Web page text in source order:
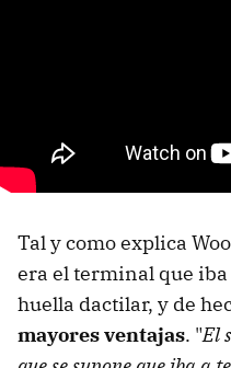
Tal y como explica
era el terminal que
huella dactilar, y de
mayores ventajas. "El